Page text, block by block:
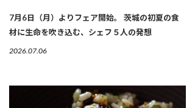
7月6日（月）よりフェア開始。 茨城の初夏の食
材に生命を吹き込む、シェフ５人の発想
2026.07.06